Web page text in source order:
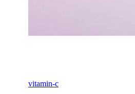
vitamin-c